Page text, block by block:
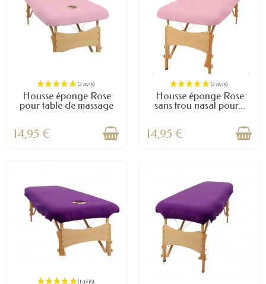
Housse éponge Rose
pour table de massage
14,95 €
Housse éponge Rose
sans trou nasal pour...
14,95 €